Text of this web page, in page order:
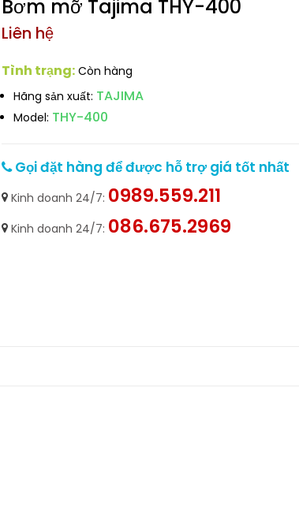
Bơm mỡ Tajima THY-400
Liên hệ
Tình trạng: Còn hàng
Hãng sản xuất: TAJIMA
Model: THY-400
Gọi đặt hàng để được hỗ trợ giá tốt nhất
Kinh doanh 24/7: 0989.559.211
Kinh doanh 24/7: 086.675.2969